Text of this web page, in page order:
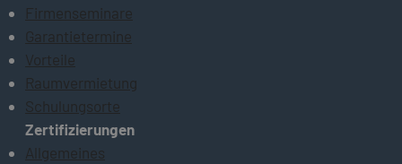
Firmenseminare
Garantietermine
Vorteile
Raumvermietung
Schulungsorte
Zertifizierungen
Allgemeines